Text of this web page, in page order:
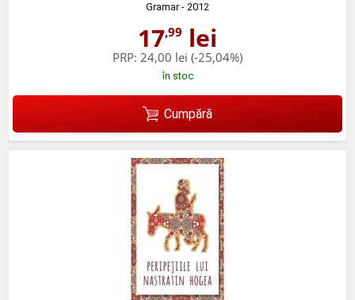
Gramar - 2012
17,99 lei
PRP: 24,00 lei (-25,04%)
în stoc
Cumpără